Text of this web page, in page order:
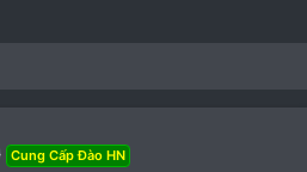
Cung Cấp Đào HN